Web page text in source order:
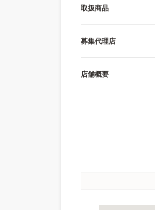
取扱商品
募集代理店
店舗概要